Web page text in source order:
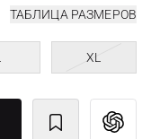
ТАБЛИЦА РАЗМЕРОВ
XL